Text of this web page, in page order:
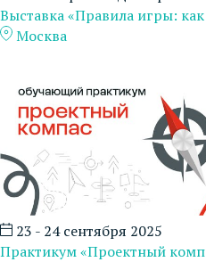
Выставка «Правила игры:
Москва
23 - 24 сентября 2025
Практикум «Проектный